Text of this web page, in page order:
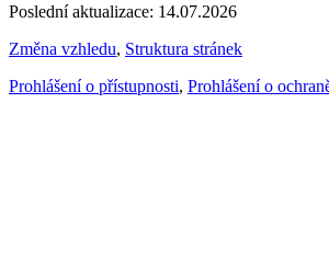
Poslední aktualizace: 14.07.2026
Změna vzhledu, Struktura stránek
Prohlášení o přístupnosti, Prohlášení o